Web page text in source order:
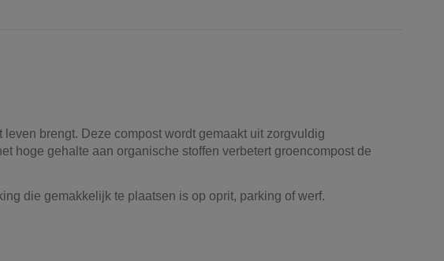
brengt. Deze compost wordt gemaakt uit zorgvuldig
hoge gehalte aan organische stoffen verbetert groencompost de
die gemakkelijk te plaatsen is op oprit, parking of werf.